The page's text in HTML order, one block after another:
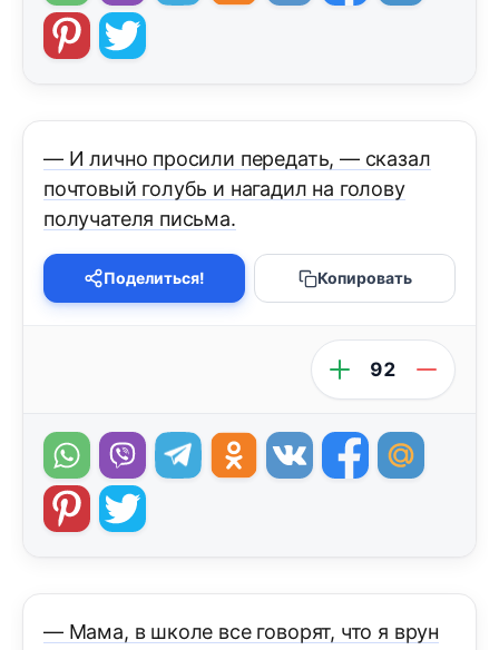
— И лично просили передать, — сказал
почтовый голубь и нагадил на голову
получателя письма.
Поделиться! Копировать
92
— Мама, в школе все говорят, что я врун